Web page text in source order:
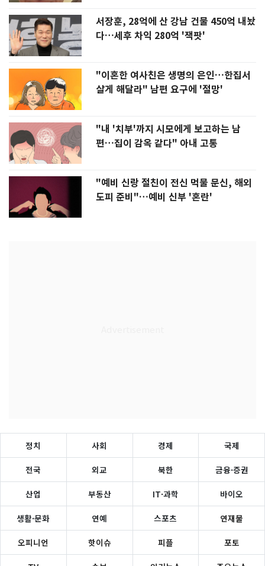
서장훈, 28억에 산 강남 건물 450억 내놨
다…세후 차익 280억 '잭팟'
"이혼한 여사친은 생명의 은인…한집서
살게 해달라" 남편 요구에 '절망'
"내 '치부'까지 시모에게 보고하는 남
편…집이 감옥 같다" 아내 고통
"예비 신랑 절친이 전신 먹물 문신, 해외
도피 준비"…예비 신부 '혼란'
정치 사회 경제 국제
전국 외교 북한 금융·증권
산업 부동산 IT·과학 바이오
생활·문화 연예 스포츠 연재물
오피니언 핫이슈 피플 포토